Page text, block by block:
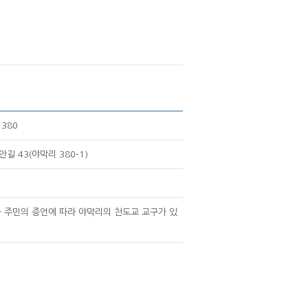
380
길 43(야막리 380-1)
주민의 증언에 따라 야막리의 천도교 교구가 있